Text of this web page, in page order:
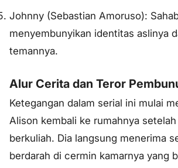
Johnny (Sebastian Amoruso):
menyembunyikan identitas aslinya
temannya.
Alur Cerita dan Teror
Ketegangan dalam serial ini mulai
Alison kembali ke rumahnya
berkuliah. Dia langsung menerima
berdarah di cermin kamarnya yang